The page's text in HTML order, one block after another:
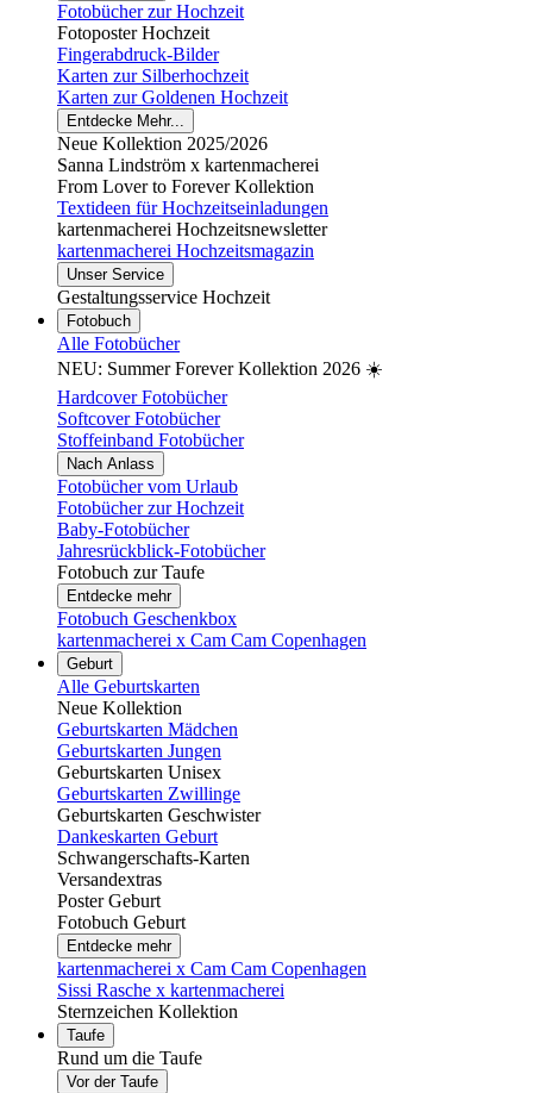
Fotobücher zur Hochzeit
Fotoposter Hochzeit
Fingerabdruck-Bilder
Karten zur Silberhochzeit
Karten zur Goldenen Hochzeit
Entdecke Mehr...
Neue Kollektion 2025/2026
Sanna Lindström x kartenmacherei
From Lover to Forever Kollektion
Textideen für Hochzeitseinladungen
kartenmacherei Hochzeitsnewsletter
kartenmacherei Hochzeitsmagazin
Unser Service
Gestaltungsservice Hochzeit
Fotobuch
Alle Fotobücher
NEU: Summer Forever Kollektion 2026 ☀️
Hardcover Fotobücher
Softcover Fotobücher
Stoffeinband Fotobücher
Nach Anlass
Fotobücher vom Urlaub
Fotobücher zur Hochzeit
Baby-Fotobücher
Jahresrückblick-Fotobücher
Fotobuch zur Taufe
Entdecke mehr
Fotobuch Geschenkbox
kartenmacherei x Cam Cam Copenhagen
Geburt
Alle Geburtskarten
Neue Kollektion
Geburtskarten Mädchen
Geburtskarten Jungen
Geburtskarten Unisex
Geburtskarten Zwillinge
Geburtskarten Geschwister
Dankeskarten Geburt
Schwangerschafts-Karten
Versandextras
Poster Geburt
Fotobuch Geburt
Entdecke mehr
kartenmacherei x Cam Cam Copenhagen
Sissi Rasche x kartenmacherei
Sternzeichen Kollektion
Taufe
Rund um die Taufe
Vor der Taufe